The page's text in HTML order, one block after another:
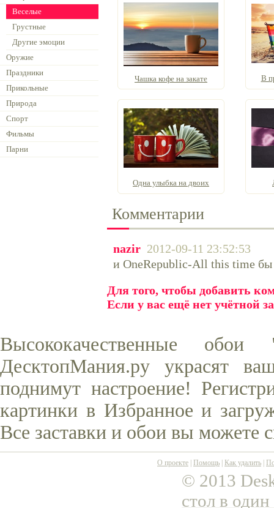
Веселые
Грустные
Другие эмоции
Оружие
Праздники
Прикольные
Природа
Спорт
Фильмы
Парни
Чашка кофе на закате В
Одна улыбка на двоих
Комментарии
nazir 2012-09-11 23:52:53
и OneRepublic-All this time
Для того, чтобы добавить
Если у вас ещё нет учётной
Высококачественные
ДесктопМания.ру украсят
поднимут настроение!
картинки в Избранное и
Все заставки и обои вы можете
О проекте Помощь Как удалить
© 2013
стол в